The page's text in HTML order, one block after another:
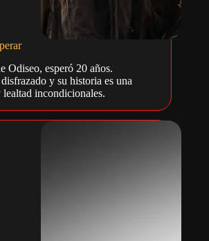
Odiseo, esperó 20 años.
y su historia es una
incondicionales.